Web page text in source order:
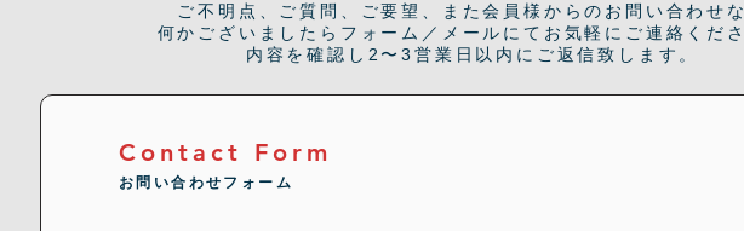
ご不明点、ご質問、ご要望、また会員様からのお問い合わせ
何かございましたらフォーム／メールにてお気軽にご連絡くだ
内容を確認し2〜3営業日以内にご返信致します。
Contact Form
お問い合わせフォーム